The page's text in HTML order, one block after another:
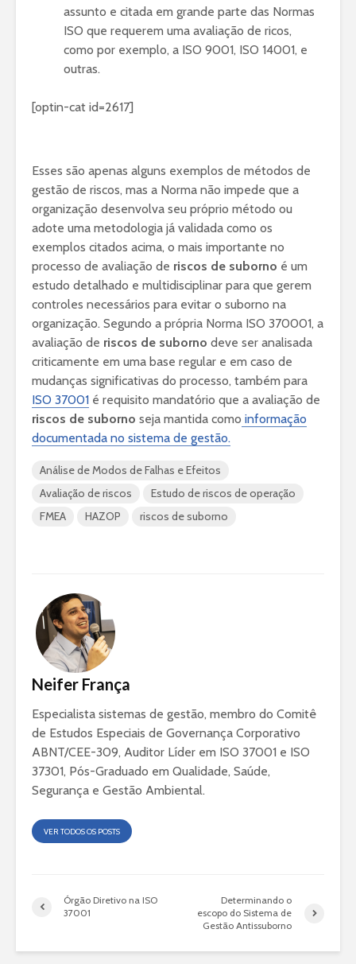
assunto e citada em grande parte das Normas
ISO que requerem uma avaliação de ricos,
como por exemplo, a ISO 9001, ISO 14001, e
outras.
[optin-cat id=2617]
Esses são apenas alguns exemplos de métodos de
gestão de riscos, mas a Norma não impede que a
organização desenvolva seu próprio método ou
adote uma metodologia já validada como os
exemplos citados acima, o mais importante no
processo de avaliação de riscos de suborno é um
estudo detalhado e multidisciplinar para que gerem
controles necessários para evitar o suborno na
organização. Segundo a própria Norma ISO 370001, a
avaliação de riscos de suborno deve ser analisada
criticamente em uma base regular e em caso de
mudanças significativas do processo, também para
ISO 37001 é requisito mandatório que a avaliação de
riscos de suborno seja mantida como informação
documentada no sistema de gestão.
Análise de Modos de Falhas e Efeitos
Avaliação de riscos
Estudo de riscos de operação
FMEA
HAZOP riscos de suborno
Neifer França
Especialista sistemas de gestão, membro do Comitê
de Estudos Especiais de Governança Corporativo
ABNT/CEE-309, Auditor Líder em ISO 37001 e ISO
37301, Pós-Graduado em Qualidade, Saúde,
Segurança e Gestão Ambiental.
VER TODOS OS POSTS
Órgão Diretivo na ISO
37001
Determinando o
escopo do Sistema de
Gestão Antissuborno